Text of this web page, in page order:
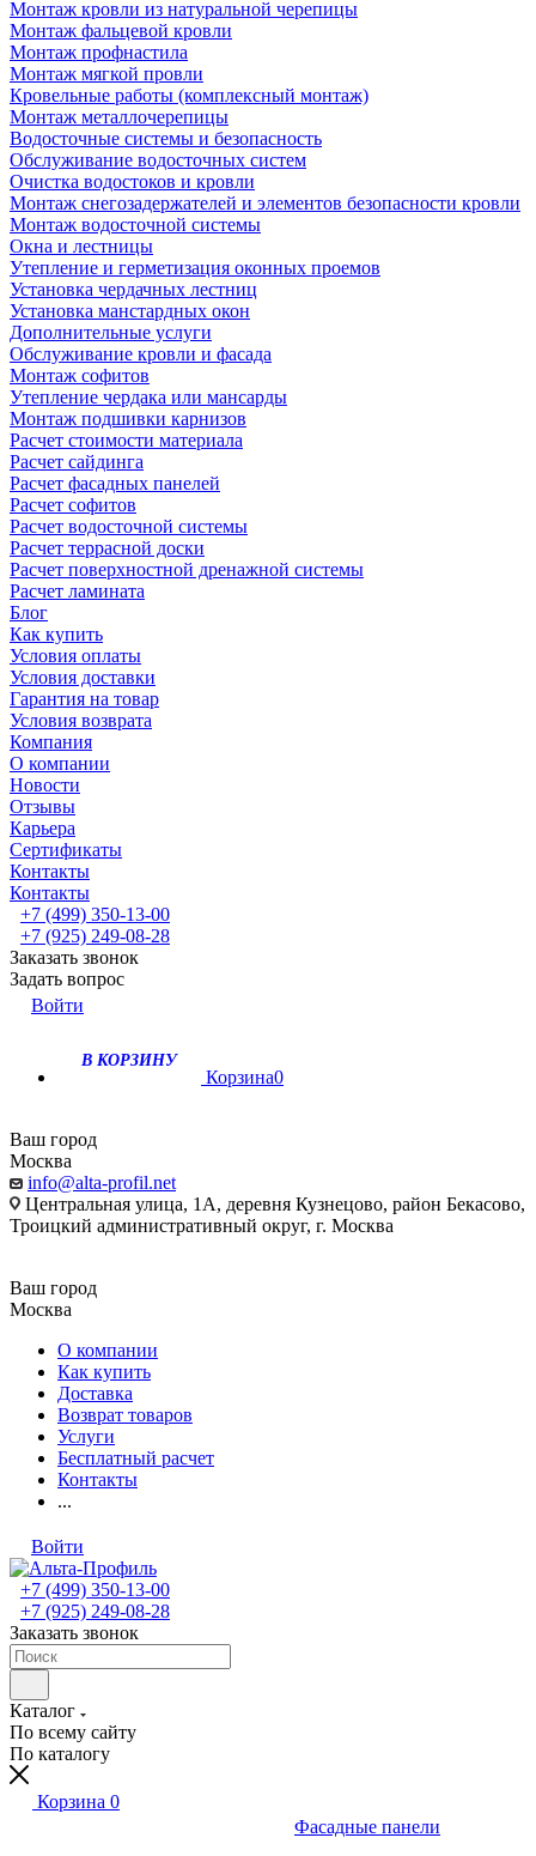
Монтаж кровли из натуральной черепицы
Монтаж фальцевой кровли
Монтаж профнастила
Монтаж мягкой провли
Кровельные работы (комплексный монтаж)
Монтаж металлочерепицы
Водосточные системы и безопасность
Обслуживание водосточных систем
Очистка водостоков и кровли
Монтаж снегозадержателей и элементов безопасности кровли
Монтаж водосточной системы
Окна и лестницы
Утепление и герметизация оконных проемов
Установка чердачных лестниц
Установка манстардных окон
Дополнительные услуги
Обслуживание кровли и фасада
Монтаж софитов
Утепление чердака или мансарды
Монтаж подшивки карнизов
Расчет стоимости материала
Расчет сайдинга
Расчет фасадных панелей
Расчет софитов
Расчет водосточной системы
Расчет террасной доски
Расчет поверхностной дренажной системы
Расчет ламината
Блог
Как купить
Условия оплаты
Условия доставки
Гарантия на товар
Условия возврата
Компания
О компании
Новости
Отзывы
Карьера
Сертификаты
Контакты
Контакты
+7 (499) 350-13-00
+7 (925) 249-08-28
Заказать звонок
Задать вопрос
Войти
В КОРЗИНУ
Корзина0
Ваш город
Москва
info@alta-profil.net
Центральная улица, 1А, деревня Кузнецово, район Бекасово,
Троицкий административный округ, г. Москва
Ваш город
Москва
О компании
Как купить
Доставка
Возврат товаров
Услуги
Бесплатный расчет
Контакты
...
Войти
+7 (499) 350-13-00
+7 (925) 249-08-28
Заказать звонок
Каталог
По всему сайту
По каталогу
Корзина 0
Фасадные панели